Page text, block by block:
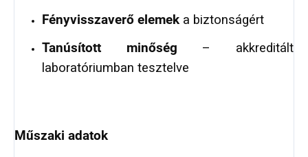
Fényvisszaverő elemek a biztonságért
Tanúsított minőség – akkreditált
laboratóriumban tesztelve
Műszaki adatok